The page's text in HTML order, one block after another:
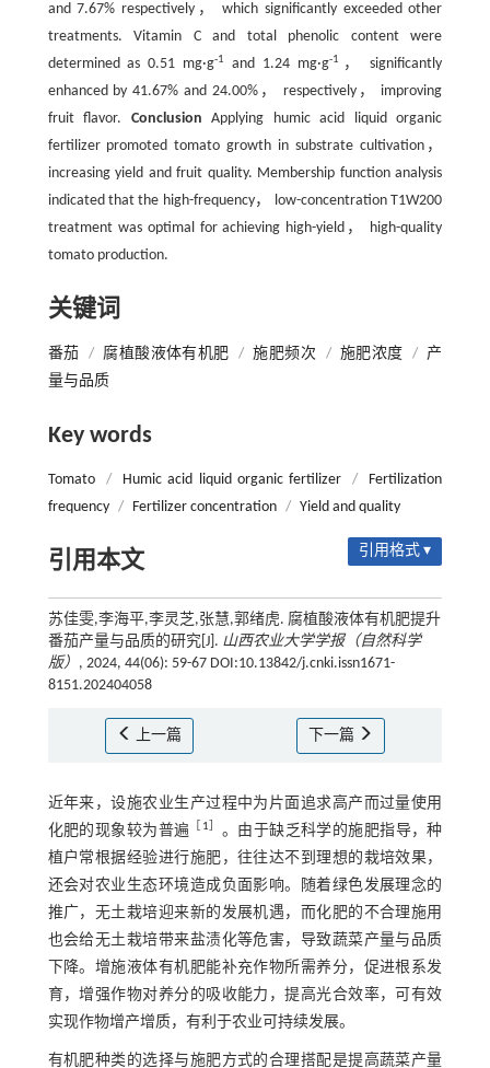
and 7.67% respectively， which significantly exceeded other
treatments. Vitamin C and total phenolic content were
determined as 0.51 mg·g-1 and 1.24 mg·g-1
， significantly
enhanced by 41.67% and 24.00%， respectively， improving
fruit flavor. Conclusion Applying humic acid liquid organic
fertilizer promoted tomato growth in substrate cultivation，
increasing yield and fruit quality. Membership function analysis
indicated that the high-frequency， low-concentration T1W200
treatment was optimal for achieving high-yield， high-quality
tomato production.
关键词
番茄 / 腐植酸液体有机肥 / 施肥频次 / 施肥浓度 / 产
量与品质
Key words
Tomato / Humic acid liquid organic fertilizer /
Fertilization
frequency / Fertilizer concentration / Yield and quality
引用本文 引用格式 ▾
苏佳雯,李海平,李灵芝,张慧,郭绪虎. 腐植酸液体有机肥提升
番茄产量与品质的研究[J]. 山西农业大学学报（自然科学
版） , 2024, 44(06): 59-67 DOI:10.13842/j.cnki.issn1671-
8151.202404058
上一篇 下一篇
近年来，设施农业生产过程中为片面追求高产而过量使用
化肥的现象较为普遍
1
。由于缺乏科学的施肥指导，种
植户常根据经验进行施肥，往往达不到理想的栽培效果，
还会对农业生态环境造成负面影响。随着绿色发展理念的
推广，无土栽培迎来新的发展机遇，而化肥的不合理施用
也会给无土栽培带来盐渍化等危害，导致蔬菜产量与品质
下降。增施液体有机肥能补充作物所需养分，促进根系发
育，增强作物对养分的吸收能力，提高光合效率，可有效
实现作物增产增质，有利于农业可持续发展。
有机肥种类的选择与施肥方式的合理搭配是提高蔬菜产量